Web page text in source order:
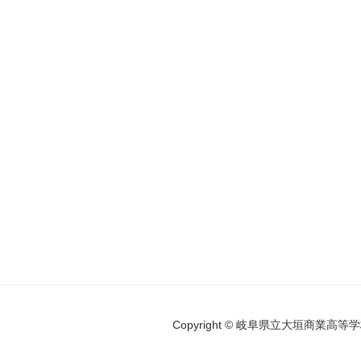
Copyright © 岐阜県立大垣商業高等